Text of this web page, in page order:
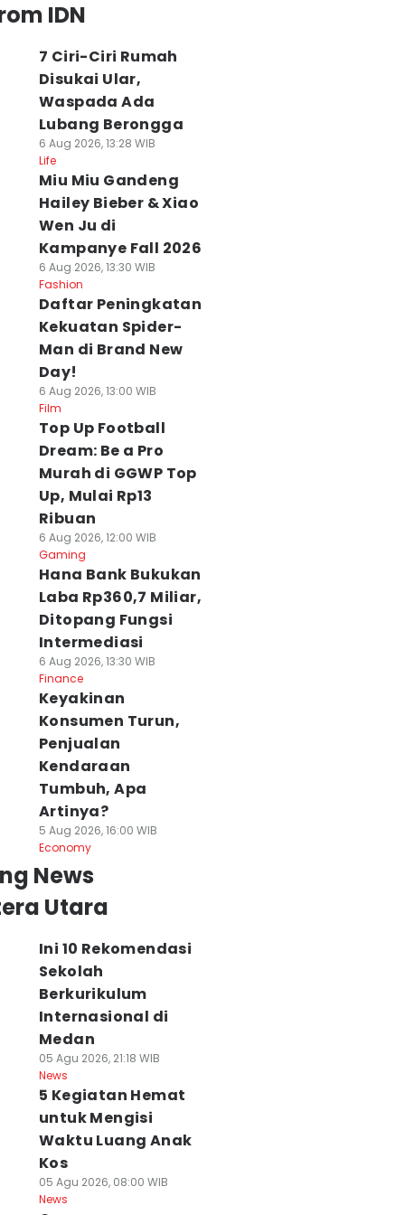
Layanan,
Imigrasi
Pinjam
Gedung
Layanan
Agu 2026, 08:08 WIB
Sidang Lanjutan
Waterfront, Hakim
akan Panggil
News
IDN
7 Ciri-Ciri Rumah
Disukai Ular,
Waspada Ada
Lubang Berongga
6 Aug 2026, 13:28 WIB
Life
Miu Miu Gandeng
Hailey Bieber & Xiao
Wen Ju di
Kampanye Fall 2026
6 Aug 2026, 13:30 WIB
Fashion
Daftar Peningkatan
Kekuatan Spider-
Man di Brand New
Day!
6 Aug 2026, 13:00 WIB
Film
Top Up Football
Dream: Be a Pro
Murah di GGWP Top
Up, Mulai Rp13
Ribuan
6 Aug 2026, 12:00 WIB
Gaming
Hana Bank Bukukan
Laba Rp360,7 Miliar,
Ditopang Fungsi
Intermediasi
6 Aug 2026, 13:30 WIB
Finance
Keyakinan
Konsumen Turun,
Penjualan
Kendaraan
Tumbuh, Apa
Artinya?
5 Aug 2026, 16:00 WIB
Economy
News
Utara
Ini 10 Rekomendasi
Sekolah
Berkurikulum
Internasional di
Medan
05 Agu 2026, 21:18 WIB
News
5 Kegiatan Hemat
untuk Mengisi
Waktu Luang Anak
Kos
05 Agu 2026, 08:00 WIB
News